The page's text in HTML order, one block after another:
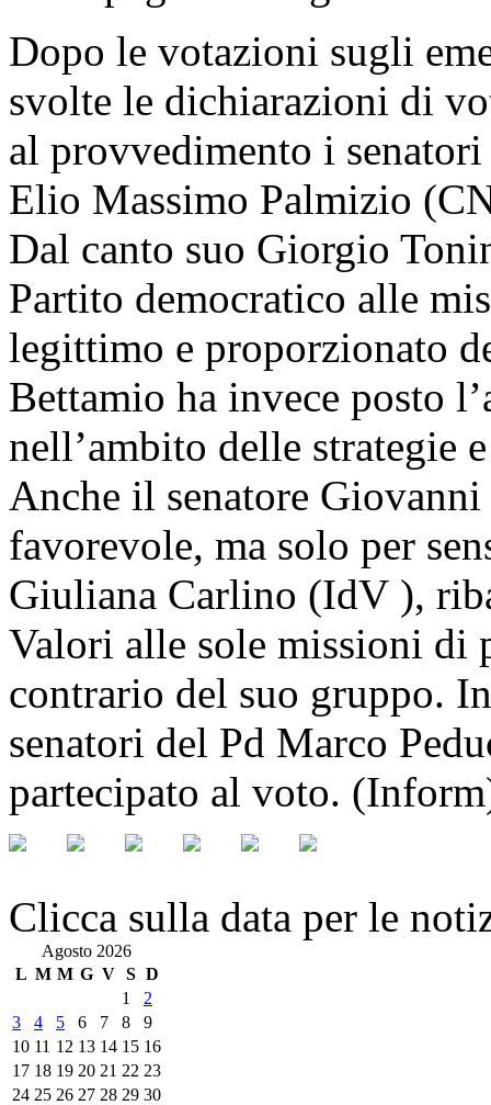
Dopo le votazioni sugli
svolte le dichiarazioni di
al provvedimento i
Elio Massimo Palmizio
Dal canto suo Giorgio
Partito democratico alle
legittimo e proporzionato
Bettamio ha invece posto
nell’ambito delle strategie
Anche il senatore
favorevole, ma solo per
Giuliana Carlino (IdV ),
Valori alle sole missioni di
contrario del suo gruppo.
senatori del Pd Marco
partecipato al voto.
Clicca sulla data per le
Agosto 2026
L M M G V S D
1
2
3
4 5 6 7 8
9
10 11 12 13 14 15 16
17 18 19 20 21 22 23
24 25 26 27 28 29 30